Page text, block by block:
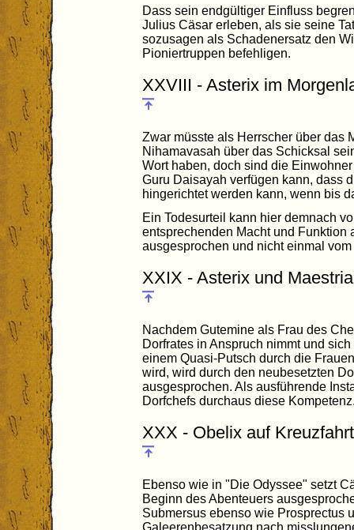
Dass sein endgültiger Einfluss
Julius Cäsar erleben, als sie seine
sozusagen als Schadenersatz den
Pioniertruppen befehligen.
XXVIII - Asterix im
Zwar müsste als Herrscher über das
Nihamavasah über das Schicksal
Wort haben, doch sind die
Guru Daisayah verfügen kann, dass
hingerichtet werden kann, wenn bis
Ein Todesurteil kann hier demnach
entsprechenden Macht und Funktion
ausgesprochen und nicht einmal
XXIX - Asterix und Maestria
Nachdem Gutemine als Frau des
Dorfrates in Anspruch nimmt und
einem Quasi-Putsch durch die
wird, wird durch den neubesetzten
ausgesprochen. Als ausführende
Dorfchefs durchaus diese
XXX - Obelix auf Kreuzfahrt
Ebenso wie in "Die Odyssee" setzt
Beginn des Abenteuers
Submersus ebenso wie Prosprectus
Galeerenbesatzung nach